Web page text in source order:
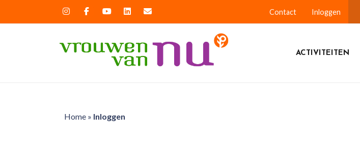
Contact Inloggen
ACTIVITEITEN
Home» Inloggen